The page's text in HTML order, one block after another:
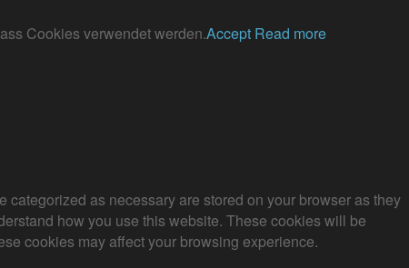
Cookies verwendet werden.Accept Read more
as necessary are stored on your browser as they
how you use this website. These cookies will be
cookies may affect your browsing experience.